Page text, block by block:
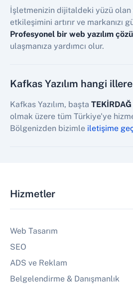
İşletmenizin dijitaldeki yüzü olan
etkileşimini artırır ve markanızı
Profesyonel bir web yazılım
ulaşmanıza yardımcı olur.
Kafkas Yazılım hangi
Kafkas Yazılım, başta TEKİRDAĞ
olmak üzere tüm Türkiye'ye
Bölgenizden bizimle iletişime
Hizmetler
Web Tasarım
SEO
ADS ve Reklam
Belgelendirme & Danışmanlık